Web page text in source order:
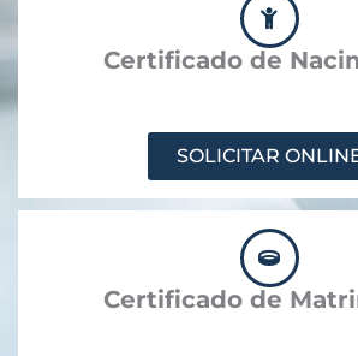
Certificado de
SOLICITAR
Certificado de